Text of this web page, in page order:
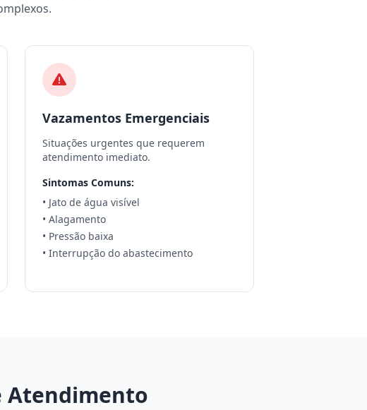
Vazamentos Emergenciais
Situações urgentes que requerem
atendimento imediato.
Sintomas Comuns:
• Jato de água visível
• Alagamento
• Pressão baixa
• Interrupção do abastecimento
Atendimento